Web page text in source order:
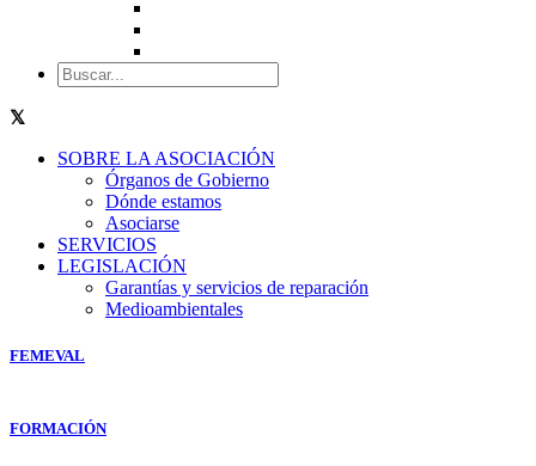
SOBRE LA ASOCIACIÓN
Órganos de Gobierno
Dónde estamos
Asociarse
SERVICIOS
LEGISLACIÓN
Garantías y servicios de reparación
Medioambientales
FEMEVAL
FORMACIÓN